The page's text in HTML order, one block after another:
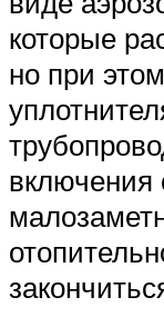
которые
но при
включения